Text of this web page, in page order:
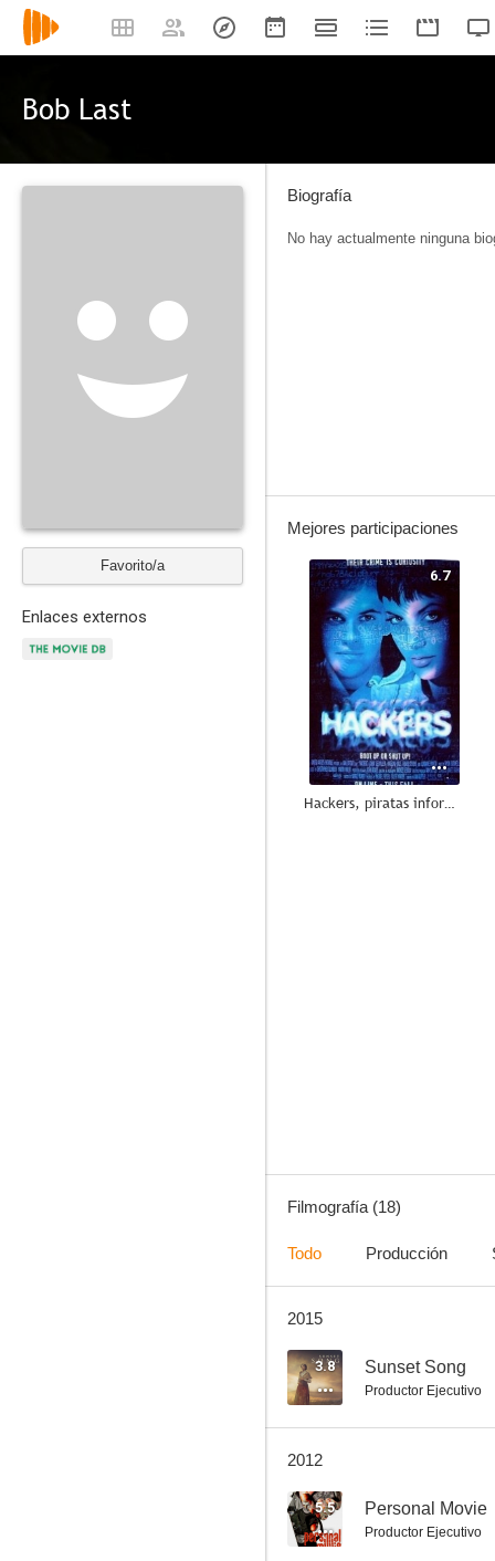
Bob Last
Favorito/a
Enlaces externos
Biografía
No hay actualmente ninguna
Mejores participaciones
6.7
Hackers, piratas informáticos
--
Filmografía (18)
Todo Producción
2015
3.8 Sunset Song
Productor Ejecutivo
2012
5.5 Personal Movie
Productor Ejecutivo